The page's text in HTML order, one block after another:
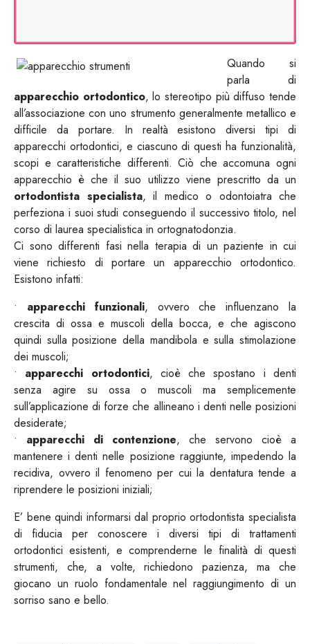
Quando si
parla di
apparecchio ortodontico, lo stereotipo più diffuso tende
all’associazione con uno strumento generalmente metallico e
difficile da portare. In realtà esistono diversi tipi di
apparecchi ortodontici, e ciascuno di questi ha funzionalità,
scopi e caratteristiche differenti. Ciò che accomuna ogni
apparecchio è che il suo utilizzo viene prescritto da un
ortodontista specialista, il medico o odontoiatra che
perfeziona i suoi studi conseguendo il successivo titolo, nel
corso di laurea specialistica in ortognatodonzia.
Ci sono differenti fasi nella terapia di un paziente in cui
viene richiesto di portare un apparecchio ortodontico.
Esistono infatti:
• apparecchi funzionali, ovvero che influenzano la
crescita di ossa e muscoli della bocca, e che agiscono
quindi sulla posizione della mandibola e sulla stimolazione
dei muscoli;
• apparecchi ortodontici, cioè che spostano i denti
senza agire su ossa o muscoli ma semplicemente
sull’applicazione di forze che allineano i denti nelle posizioni
desiderate;
• apparecchi di contenzione, che servono cioè a
mantenere i denti nelle posizione raggiunte, impedendo la
recidiva, ovvero il fenomeno per cui la dentatura tende a
riprendere le posizioni iniziali;
E’ bene quindi informarsi dal proprio ortodontista specialista
di fiducia per conoscere i diversi tipi di trattamenti
ortodontici esistenti, e comprenderne le finalità di questi
strumenti, che, a volte, richiedono pazienza, ma che
giocano un ruolo fondamentale nel raggiungimento di un
sorriso sano e bello.